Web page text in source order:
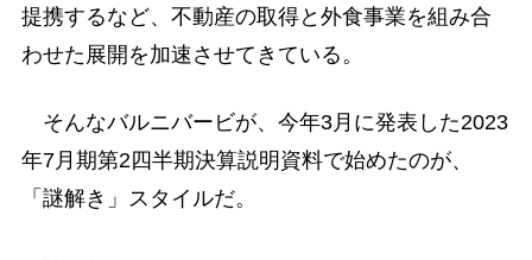
提携するなど、不動産の取得と外食事業を組み合
わせた展開を加速させてきている。
そんなバルニバービが、今年3月に発表した2023
年7月期第2四半期決算説明資料で始めたのが、
「謎解き」スタイルだ。